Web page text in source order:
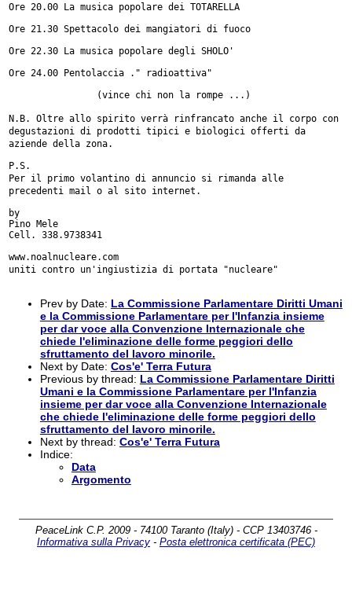
Ore 20.00 La musica popolare dei TOTARELLA
Ore 21.30 Spettacolo dei mangiatori di fuoco
Ore 22.30 La musica popolare degli SHOLO'
Ore 24.00 Pentolaccia ." radioattiva"
                (vince chi non la rompe ...)
N.B. Oltre allo spirito verrà rinfrancato anche il corpo con
degustazioni di prodotti tipici e biologici offerti da
aziende della zona.
Per il primo volantino di annuncio si rimanda alle
precedenti mail o al sito internet.
by
Pino Mele
Cell. 338.9738341
www.noalnucleare.com
uniti contro un'ingiustizia di portata "nucleare"
Prev by Date: La Commissione Parlamentare Diritti Umani
e la Commissione Parlamentare per l'Infanzia insieme
per dar voce alla Convenzione Internazionale che
chiede l'eliminazione delle forme peggiori dello
sfruttamento del lavoro minorile.
Next by Date: Cos'e' Terra Futura
Previous by thread: La Commissione Parlamentare Diritti
Umani e la Commissione Parlamentare per l'Infanzia
insieme per dar voce alla Convenzione Internazionale
che chiede l'eliminazione delle forme peggiori dello
sfruttamento del lavoro minorile.
Next by thread: Cos'e' Terra Futura
Indice:
Data
Argomento
PeaceLink C.P. 2009 - 74100 Taranto (Italy) - CCP 13403746 -
Informativa sulla Privacy - Posta elettronica certificata (PEC)